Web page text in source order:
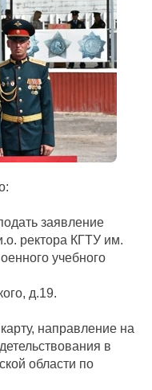
заявление
ректора КГТУ им.
учебного
д.19.
направление на
в
области по